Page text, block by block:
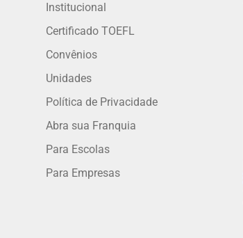
Institucional
Certificado TOEFL
Convênios
Unidades
Política de Privacidade
Abra sua Franquia
Para Escolas
Para Empresas